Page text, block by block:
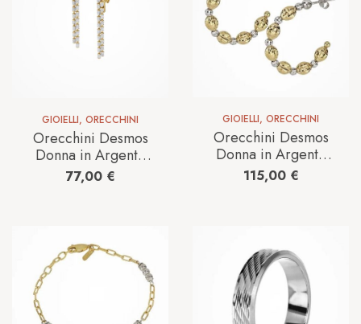
GIOIELLI, ORECCHINI
Orecchini Desmos
Donna in Argento
DESIGN-TYPHOON
2F GW
77,00 €
GIOIELLI, ORECCHINI
Orecchini Desmos
Donna in Argento
CRYSTAL BLOOM
BGW 30
115,00 €